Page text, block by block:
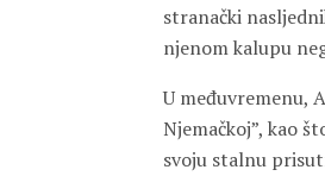
stranački
njenom kalupu
U međuvremenu,
Njemačkoj”, kao
svoju stalnu